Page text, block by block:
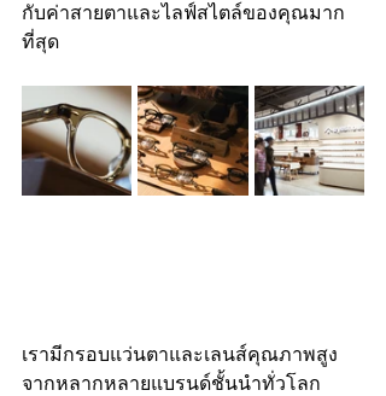
กับค่าสายตาและไลฟ์สไตล์ของคุณมาก
ที่สุด
เรามีกรอบแว่นตาและเลนส์คุณภาพสูง
จากหลากหลายแบรนด์ชั้นนำทั่วโลก